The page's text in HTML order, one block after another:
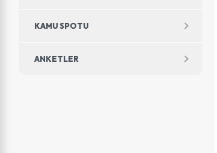
KAMU SPOTU
ANKETLER